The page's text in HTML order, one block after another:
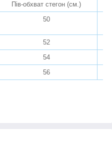
Пів-обхват стегон (см.)
50
52
54
56